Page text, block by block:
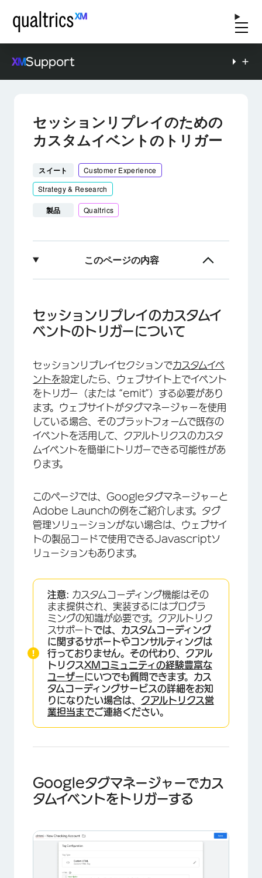
Support
セッションリプレイのための
カスタムイベントのトリガー
スイート
Customer Experience
Strategy & Research
製品 Qualtrics
このページの内容
Googleタグマネージャーでカスタムイベントを
トリガーする
Adobe Launchを使用したイベントのトリガー
Javascriptによるイベントのトリガー
FAQs
セッションリプレイのカスタムイ
ベントのトリガーについて
セッションリプレイセクションでカスタムイベ
ントを設定したら、ウェブサイト上でイベント
をトリガー（または “emit”）する必要があり
ます。ウェブサイトがタグマネージャーを使用
している場合、そのプラットフォームで既存の
イベントを活用して、クアルトリクスのカスタ
ムイベントを簡単にトリガーできる可能性があ
ります。
このページでは、Googleタグマネージャーと
Adobe Launchの例をご紹介します。タグ
管理ソリューションがない場合は、ウェブサイ
トの製品コードで使用できるJavascriptソ
リューションもあります。
注意: カスタムコーディング機能はその
まま提供され、実装するにはプログラ
ミングの知識が必要です。クアルトリク
スサポートでは、カスタムコーディング
に関するサポートやコンサルティングは
行っておりません。その代わり、クアル
トリクスXMコミュニティの経験豊富な
ユーザーにいつでも質問できます。カス
タムコーディングサービスの詳細をお知
りになりたい場合は、 クアルトリクス営
業担当までご連絡ください。
Googleタグマネージャーでカス
タムイベントをトリガーする